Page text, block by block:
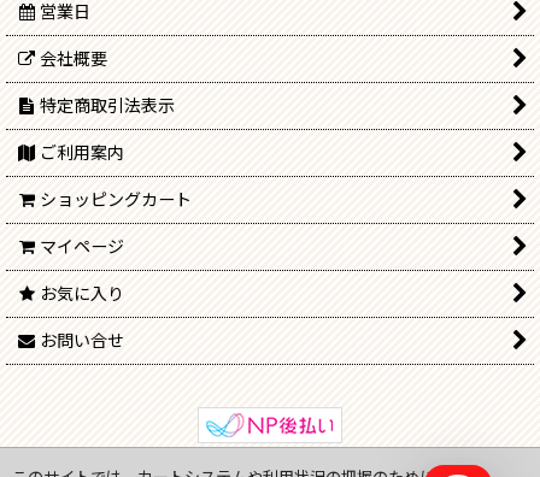
営業日
会社概要
特定商取引法表示
ご利用案内
ショッピングカート
マイページ
お気に入り
お問い合せ